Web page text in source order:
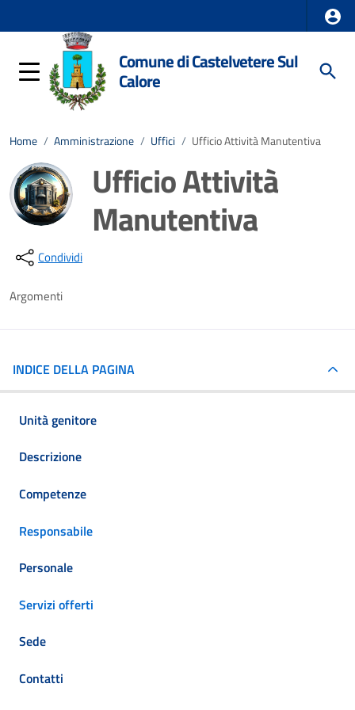
Comune di Castelvetere Sul
Calore
Home / Amministrazione / Uffici / Ufficio Attività Manutentiva
Ufficio Attività
Manutentiva
Condividi
Argomenti
INDICE DELLA PAGINA
Unità genitore
Descrizione
Competenze
Responsabile
Personale
Servizi offerti
Sede
Contatti